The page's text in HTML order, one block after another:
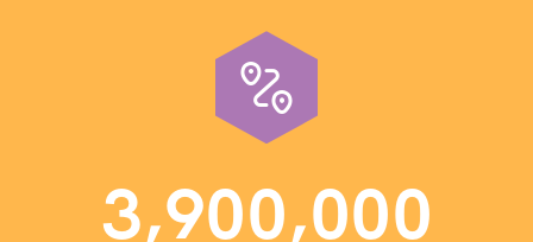
3,900,000